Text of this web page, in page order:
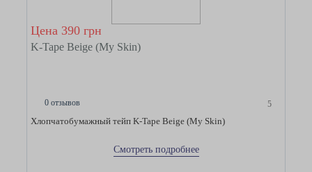
Цена 390 грн
K-Tape Beige (My Skin)
0 отзывов 5
Хлопчатобумажный тейп K-Tape Beige (My Skin)
Смотреть подробнее